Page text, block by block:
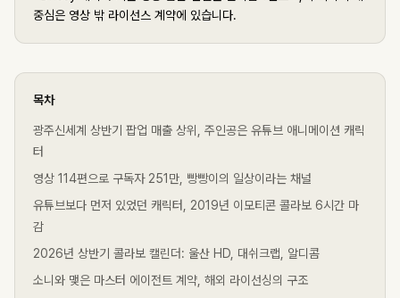
중심은 영상 밖 라이선스 계약에 있습니다.
목차
광주신세계 상반기 팝업 매출 상위, 주인공은 유튜브 애니메이션 캐릭
터
영상 114편으로 구독자 251만, 빵빵이의 일상이라는 채널
유튜브보다 먼저 있었던 캐릭터, 2019년 이모티콘 콜라보 6시간 마
감
2026년 상반기 콜라보 캘린더: 울산 HD, 대쉬크랩, 알디콤
소니와 맺은 마스터 에이전트 계약, 해외 라이선싱의 구조